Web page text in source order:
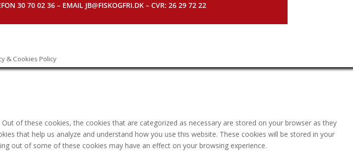
30 70 02 36 – EMAIL JB@FISKOGFRI.DK – CVR: 26 29 72 22
& Cookies Policy
of these cookies, the cookies that are categorized as necessary are stored on your browser as they
that help us analyze and understand how you use this website. These cookies will be stored in your
out of some of these cookies may have an effect on your browsing experience.